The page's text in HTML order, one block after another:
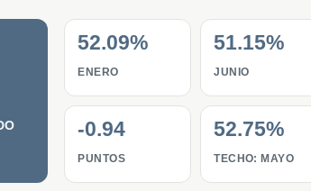
52.09%
ENERO
51.15%
JUNIO
-0.94
PUNTOS
52.75%
TECHO: MAYO